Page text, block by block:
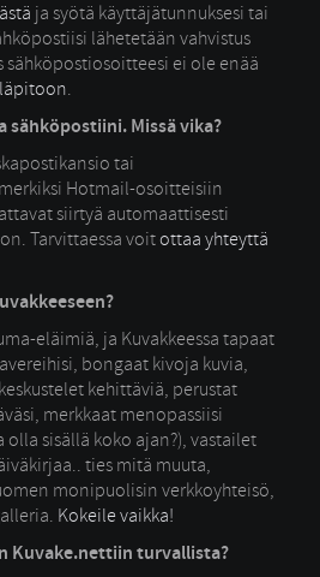
ja syötä käyttäjätunnuksesi tai
lähetetään vahvistus
sähköpostiosoitteesi ei ole enää
.
sähköpostiini. Missä vika?
tai
Hotmail-osoitteisiin
siirtyä automaattisesti
Tarvittaessa voitottaa yhteyttä
eläimiä, ja Kuvakkeessa tapaat
bongaat kivoja kuvia,
kehittäviä, perustat
merkkaat menopassiisi
sisällä koko ajan?), vastailet
ties mitä muuta,
monipuolisin verkkoyhteisö,
Kokeile vaikka!
Kuvake.nettiin turvallista?